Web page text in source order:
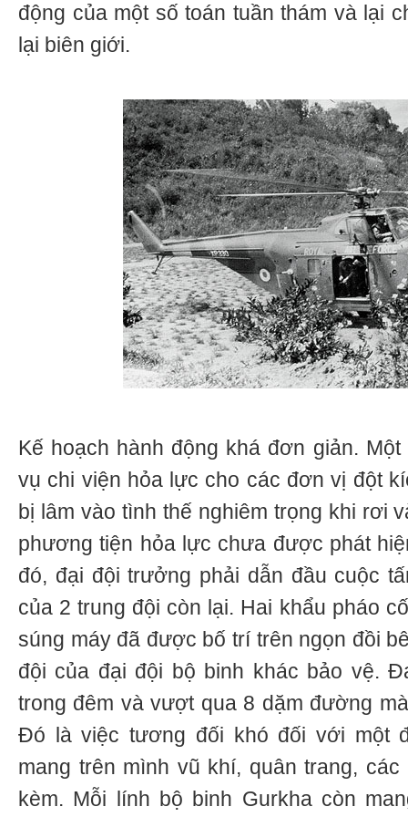
động của một số toán tuần thám và lại
lại biên giới.
Kế hoạch hành động khá đơn giản.
vụ chi viện hỏa lực cho các đơn vị đột
bị lâm vào tình thế nghiêm trọng khi rơi
phương tiện hỏa lực chưa được phát
đó, đại đội trưởng phải dẫn đầu cuộc
của 2 trung đội còn lại. Hai khẩu pháo
súng máy đã được bố trí trên ngọn đồi
đội của đại đội bộ binh khác bảo vệ.
trong đêm và vượt qua 8 dặm đường
Đó là việc tương đối khó đối với một
mang trên mình vũ khí, quân trang,
kèm. Mỗi lính bộ binh Gurkha còn